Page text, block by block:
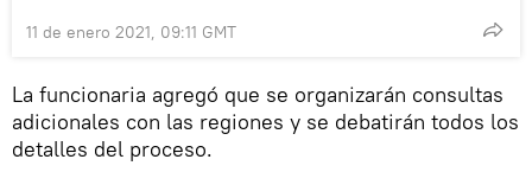
11 de enero 2021, 09:11 GMT
La funcionaria agregó que se organizarán consultas
adicionales con las regiones y se debatirán todos los
detalles del proceso.